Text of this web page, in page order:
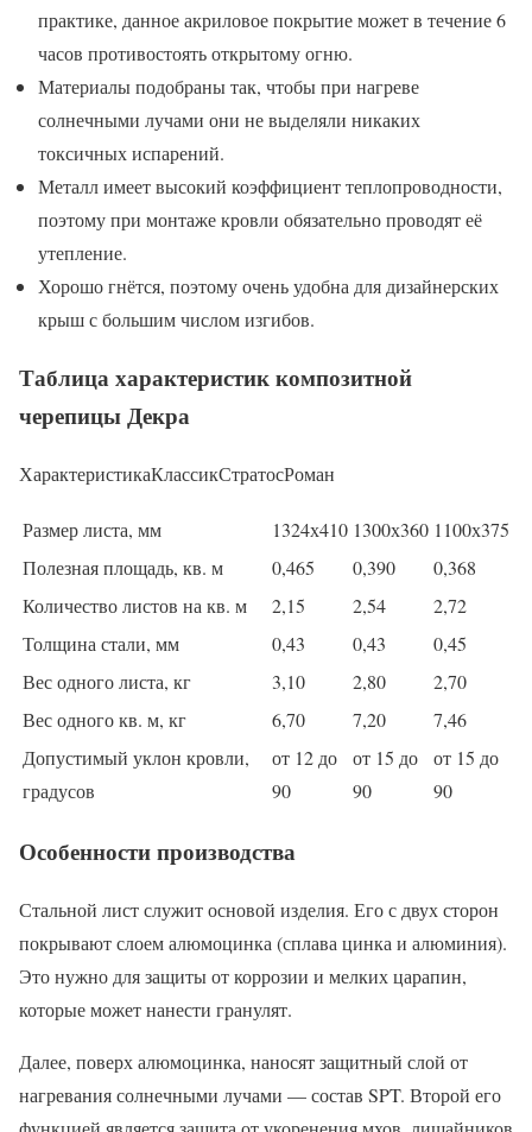
практике, данное акриловое покрытие может в течение 6
часов противостоять открытому огню.
Материалы подобраны так, чтобы при нагреве
солнечными лучами они не выделяли никаких
токсичных испарений.
Металл имеет высокий коэффициент теплопроводности,
поэтому при монтаже кровли обязательно проводят её
утепление.
Хорошо гнётся, поэтому очень удобна для дизайнерских
крыш с большим числом изгибов.
Таблица характеристик композитной
черепицы Декра
ХарактеристикаКлассикСтратосРоман
Размер листа, мм 1324х410 1300х360 1100х375
Полезная площадь, кв. м
0,465 0,390
0,368
Количество листов на кв. м
2,15 2,54
2,72
Толщина стали, мм
0,43 0,43
0,45
Вес одного листа, кг
3,10 2,80
2,70
Вес одного кв. м, кг
6,70 7,20
7,46
Допустимый уклон кровли,
градусов
от 12 до
90
от 15 до
90
от 15 до
90
Особенности производства
Стальной лист служит основой изделия. Его с двух сторон
покрывают слоем алюмоцинка (сплава цинка и алюминия).
Это нужно для защиты от коррозии и мелких царапин,
которые может нанести гранулят.
Далее, поверх алюмоцинка, наносят защитный слой от
нагревания солнечными лучами — состав SPT. Второй его